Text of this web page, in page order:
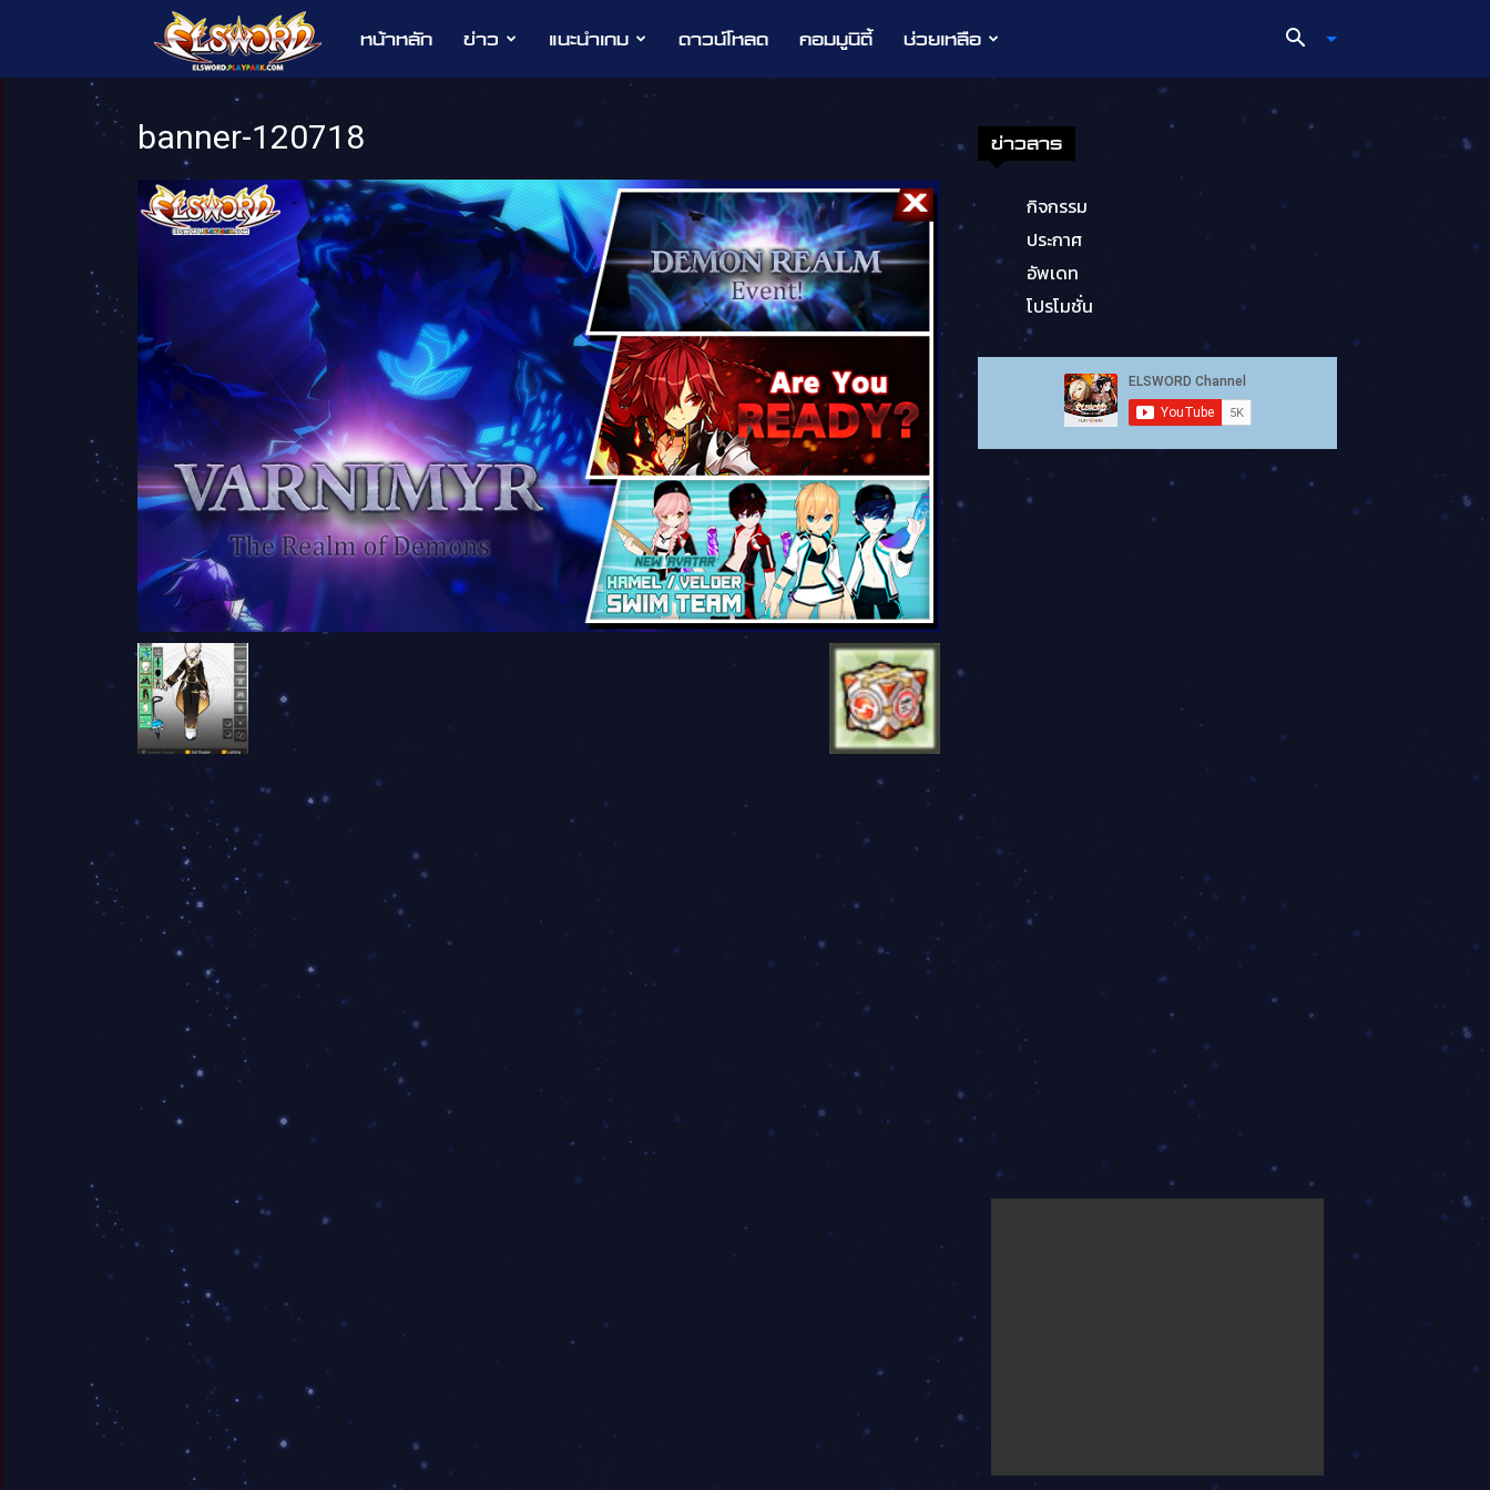
Elsword
หน้าหลัก ข่าว แนะนำเกม ดาวน์โหลด คอมมูนิตี้ ช่วยเหลือ
banner-120718 ข่าวสาร
กิจกรรม
ประกาศ
อัพเดท
โปรโมชั่น